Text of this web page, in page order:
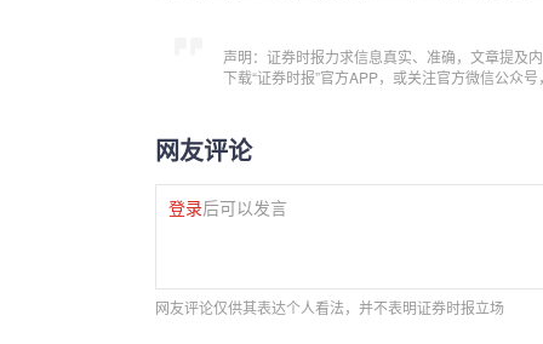
声明：证券时报力求信息真实、准确，文章提及
下载“证券时报”官方APP，或关注官方微信公众
网友评论
登录后可以发言
网友评论仅供其表达个人看法，并不表明证券时报立场